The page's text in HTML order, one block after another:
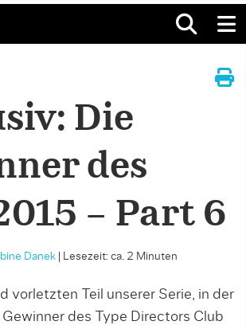
Die
des
– Part 6
Danek Lesezeit: ca. 2 Minuten
vorletzten Teil unserer Serie, in der
des Type Directors Club